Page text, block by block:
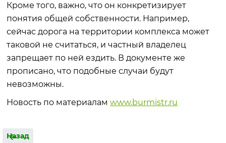
Кроме того, важно, что он конкретизирует
понятия общей собственности. Например,
сейчас дорога на территории комплекса может
таковой не считаться, и частный владелец
запрещает по ней ездить. В документе же
прописано, что подобные случаи будут
невозможны.
Новость по материалам www.burmistr.ru
Назад